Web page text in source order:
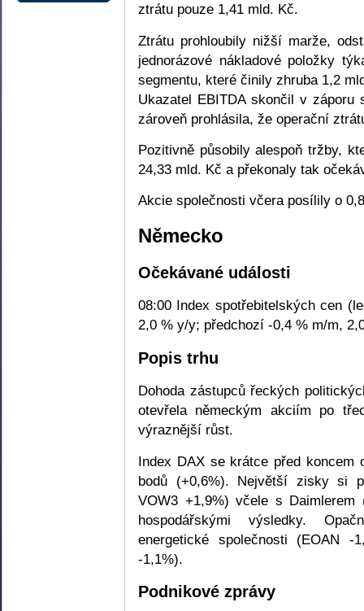
ztrátu pouze 1,41 mld. Kč.
Ztrátu prohloubily nižší marže,
jednorázové nákladové položky
segmentu, které činily zhruba 1,2
Ukazatel EBITDA skončil v
zároveň prohlásila, že operační
Pozitivně působily alespoň tržby,
24,33 mld. Kč a překonaly tak
Akcie společnosti včera posílily o
Německo
Očekávané události
08:00 Index spotřebitelských cen
2,0 % y/y; předchozí -0,4 % m/m,
Popis trhu
Dohoda zástupců řeckých
otevřela německým akciím po
výraznější růst.
Index DAX se krátce před koncem
bodů (+0,6%). Největší zisky si
VOW3 +1,9%) včele s
hospodářskými výsledky.
energetické společnosti (EOAN
-1,1%).
Podnikové zprávy